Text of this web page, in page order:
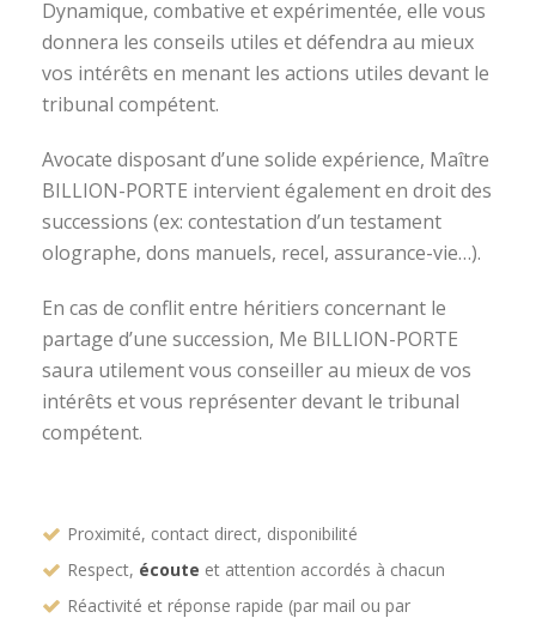
Dynamique, combative et expérimentée, elle vous
donnera les conseils utiles et défendra au mieux
vos intérêts en menant les actions utiles devant le
tribunal compétent.
Avocate disposant d’une solide expérience, Maître
BILLION-PORTE intervient également en droit des
successions (ex: contestation d’un testament
olographe, dons manuels, recel, assurance-vie…).
En cas de conflit entre héritiers concernant le
partage d’une succession, Me BILLION-PORTE
saura utilement vous conseiller au mieux de vos
intérêts et vous représenter devant le tribunal
compétent.
Proximité, contact direct, disponibilité
Respect, écoute et attention accordés à chacun
Réactivité et réponse rapide (par mail ou par